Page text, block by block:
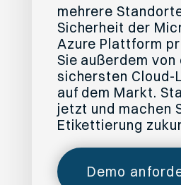
mehrere
Sicherheit der
Azure Plattform
Sie außerdem
sichersten Cloud-
auf dem Markt.
jetzt und machen
Etikettierung
Demo